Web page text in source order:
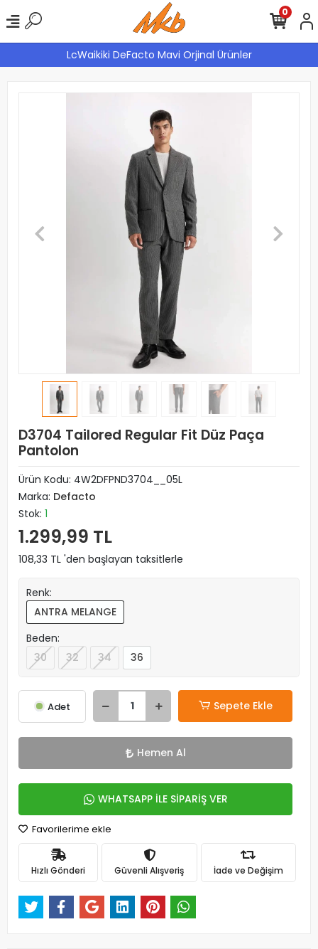
LcWaikiki DeFacto Mavi Orjinal Ürünler
0
D3704 Tailored Regular Fit Düz Paça
Pantolon
Ürün Kodu: 4W2DFPND3704__05L
Marka: Defacto
Stok: 1
1.299,99 TL
108,33 TL 'den başlayan taksitlerle
Renk:
ANTRA MELANGE
Beden:
30
32 34 36
Adet Sepete Ekle
Hemen Al
WHATSAPP İLE SİPARİŞ VER
Favorilerime ekle
Hızlı Gönderi Güvenli Alışveriş İade ve Değişim